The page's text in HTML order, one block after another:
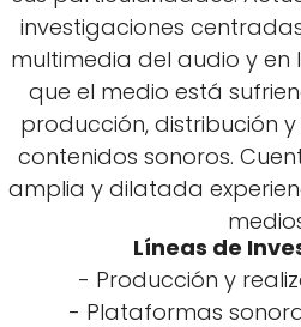
investigaciones
multimedia del audio y
que el medio está
producción, distribución
contenidos sonoros.
amplia y dilatada
Líneas de
- Producción y
- Plataformas